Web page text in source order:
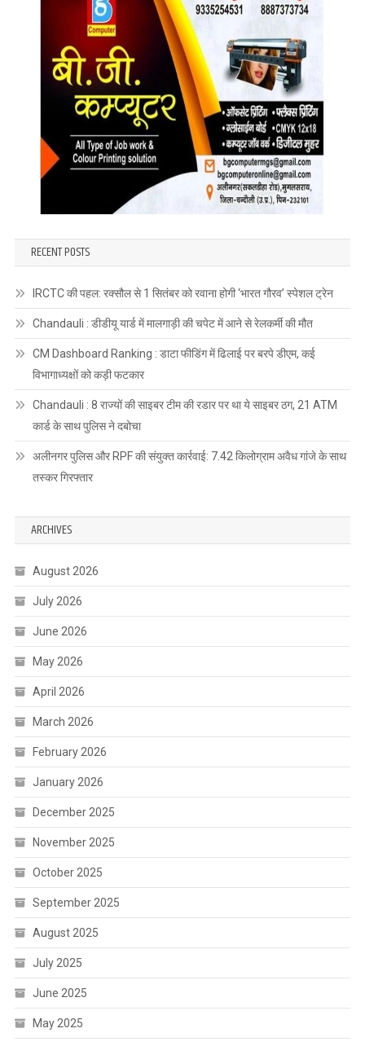
RECENT POSTS
IRCTC की पहल: रक्सौल से 1 सितंबर को रवाना होगी ‘भारत गौरव’ स्पेशल ट्रेन
Chandauli : डीडीयू यार्ड में मालगाड़ी की चपेट में आने से रेलकर्मी की मौत
CM Dashboard Ranking : डाटा फीडिंग में ढिलाई पर बरपे डीएम, कई
विभागाध्यक्षों को कड़ी फटकार
Chandauli : 8 राज्यों की साइबर टीम की रडार पर था ये साइबर ठग, 21 ATM
कार्ड के साथ पुलिस ने दबोचा
अलीनगर पुलिस और RPF की संयुक्त कार्रवाई: 7.42 किलोग्राम अवैध गांजे के साथ
तस्कर गिरफ्तार
ARCHIVES
August 2026
July 2026
June 2026
May 2026
April 2026
March 2026
February 2026
January 2026
December 2025
November 2025
October 2025
September 2025
August 2025
July 2025
June 2025
May 2025